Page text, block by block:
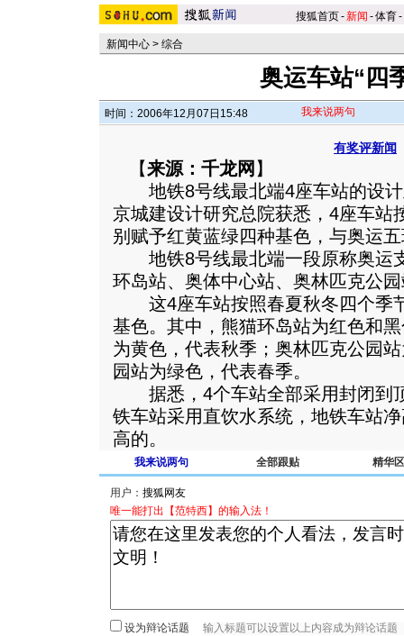
搜狐首页-新闻 -体育-
新闻中心 > 综合
奥运车站“四
时间：2006年12月07日15:48 我来说两句
有奖评新闻
【来源：千龙网 】
地铁8号线最北端4座车站的设计
京城建设计研究总院获悉，4座车站
别赋予红黄蓝绿四种基色，与奥运
地铁8号线最北端一段原称奥运
环岛站、奥体中心站、奥林匹克公
这4座车站按照春夏秋冬四个季
基色。其中，熊猫环岛站为红色和
为黄色，代表秋季；奥林匹克公园
园站为绿色，代表春季。
据悉，4个车站全部采用封闭到
铁车站采用直饮水系统，地铁车站
高的。
我来说两句 全部跟贴 精华区
用户：
唯一能打出【范特西】的输入法！
设为辩论话题